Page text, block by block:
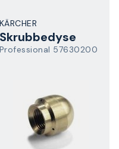
KÄRCHER
Skrubbedyse
Professional 57630200